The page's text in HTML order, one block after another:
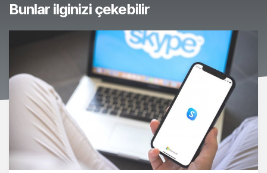
Bunlar ilginizi çekebilir